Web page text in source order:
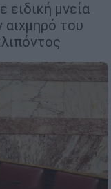
μνεία
αιχμηρό του